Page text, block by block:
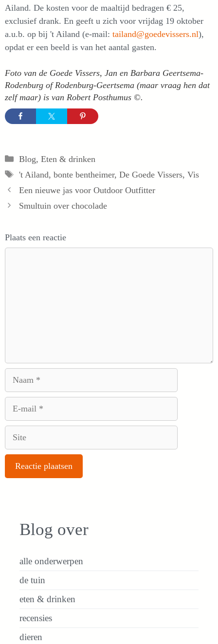
Ailand. De kosten voor de maaltijd bedragen € 25,
exclusief drank. En geeft u zich voor vrijdag 19 oktober
a.u.b. op bij 't Ailand (e-mail: tailand@goedevissers.nl),
opdat er een beeld is van het aantal gasten.
Foto van de Goede Vissers, Jan en Barbara Geertsema-
Rodenburg of Rodenburg-Geertsema (maar vraag hen dat
zelf maar) is van Robert Posthumus ©.
Categorieën
Blog, Eten & drinken
Tags
't Ailand, bonte bentheimer, De Goede Vissers, Vis
Een nieuwe jas voor Outdoor Outfitter
Smultuin over chocolade
Plaats een reactie
Blog over
alle onderwerpen
de tuin
eten & drinken
recensies
dieren